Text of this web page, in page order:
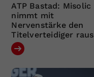
ATP Bastad: Misolic
nimmt mit
Nervenstärke den
Titelverteidiger raus